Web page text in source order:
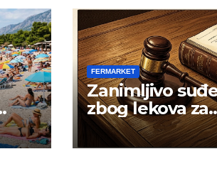
FERMARKET
Zanimljivo
zbog lekova za
gojaznost